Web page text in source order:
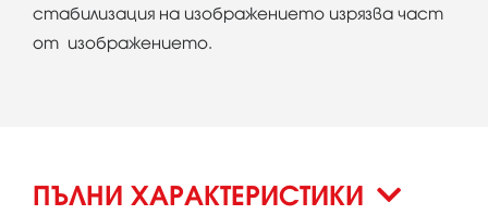
стабилизация на изображението изрязва част
от изображението.
ПЪЛНИ ХАРАКТЕРИСТИКИ